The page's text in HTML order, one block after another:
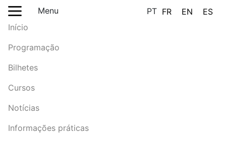
Menu PT FR EN
ES
Início
Programação
Bilhetes
Cursos
Notícias
Informações práticas